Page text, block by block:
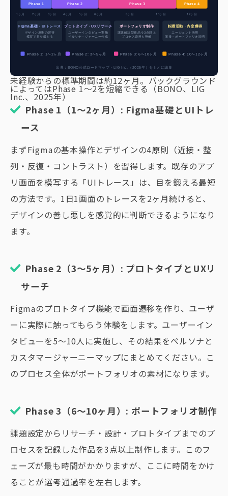
Phase 1 Phase 2 Phase 3 Phase 4
1ヶ月 2ヶ月 3ヶ月 4ヶ月 5ヶ月 6ヶ月 8ヶ月 10ヶ月 12ヶ月
Figma基礎・UIトレース
デザイン原則の習得
模写で目を鍛える
プロトタイプ・UXリサーチ
ユーザーインタビュー実施
ペルソナ・ジャーニー作成
ポートフォリオ制作
課題解決型作品を3点以上
プロセス資料も整備
転職活動・内定獲得
エージェント活用
面接・ポートフォリオ説明
Phase 1: 1〜2ヶ月 Phase 2: 3〜5ヶ月 Phase 3: 6〜10ヶ月 Phase 4: 10〜12ヶ月
出典：BONO公式ロードマップ・LIG Inc.（2025年）をもとに編集
未経験からの標準期間は約12ヶ月。バックグラウンド
によってはPhase 1〜2を短縮できる（BONO、LIG
Inc.、2025年）
Phase 1（1〜2ヶ月）: Figma基礎とUIトレ
ース
まずFigmaの基本操作とデザインの4原則（近接・整
列・反復・コントラスト）を習得します。既存のアプ
リ画面を模写する「UIトレース」は、目を鍛える最短
の方法です。1日1画面のトレースを2ヶ月続けると、
デザインの善し悪しを感覚的に判断できるようになり
ます。
Phase 2（3〜5ヶ月）: プロトタイプとUXリ
サーチ
Figmaのプロトタイプ機能で画面遷移を作り、ユーザ
ーに実際に触ってもらう体験をします。ユーザーイン
タビューを5〜10人に実施し、その結果をペルソナと
カスタマージャーニーマップにまとめてください。こ
のプロセス全体がポートフォリオの素材になります。
Phase 3（6〜10ヶ月）: ポートフォリオ制作
課題設定からリサーチ・設計・プロトタイプまでのプ
ロセスを記録した作品を3点以上制作します。このフ
ェーズが最も時間がかかりますが、ここに時間をかけ
ることが選考通過率を左右します。